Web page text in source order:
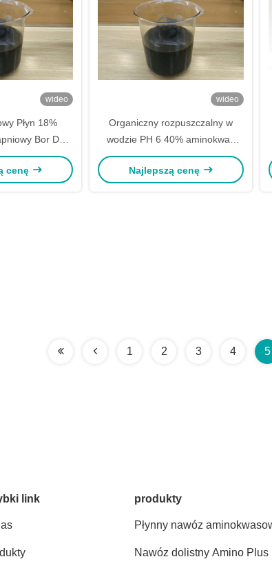
wideo
Płyn 18%
Bor Do
Gleby
cenę
wideo
Organiczny rozpuszczalny w
wodzie PH 6 40% aminokwas
wapń
Najlepszą cenę
1 2 3 4 5
link produkty
Płynny nawóz
Nawóz dolistny Amino Plus